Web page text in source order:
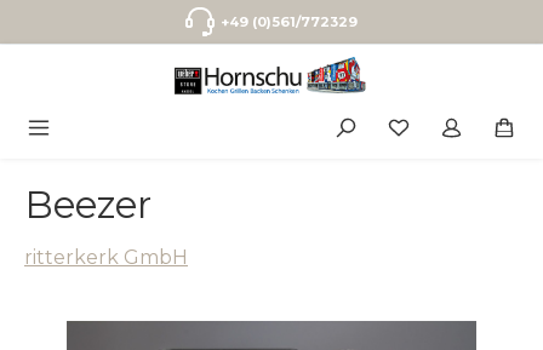
Zum Hauptinhalt springen+49 (0)561/772329
Beezer
ritterkerk GmbH